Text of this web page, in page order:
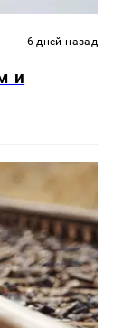
6 дней назад
и